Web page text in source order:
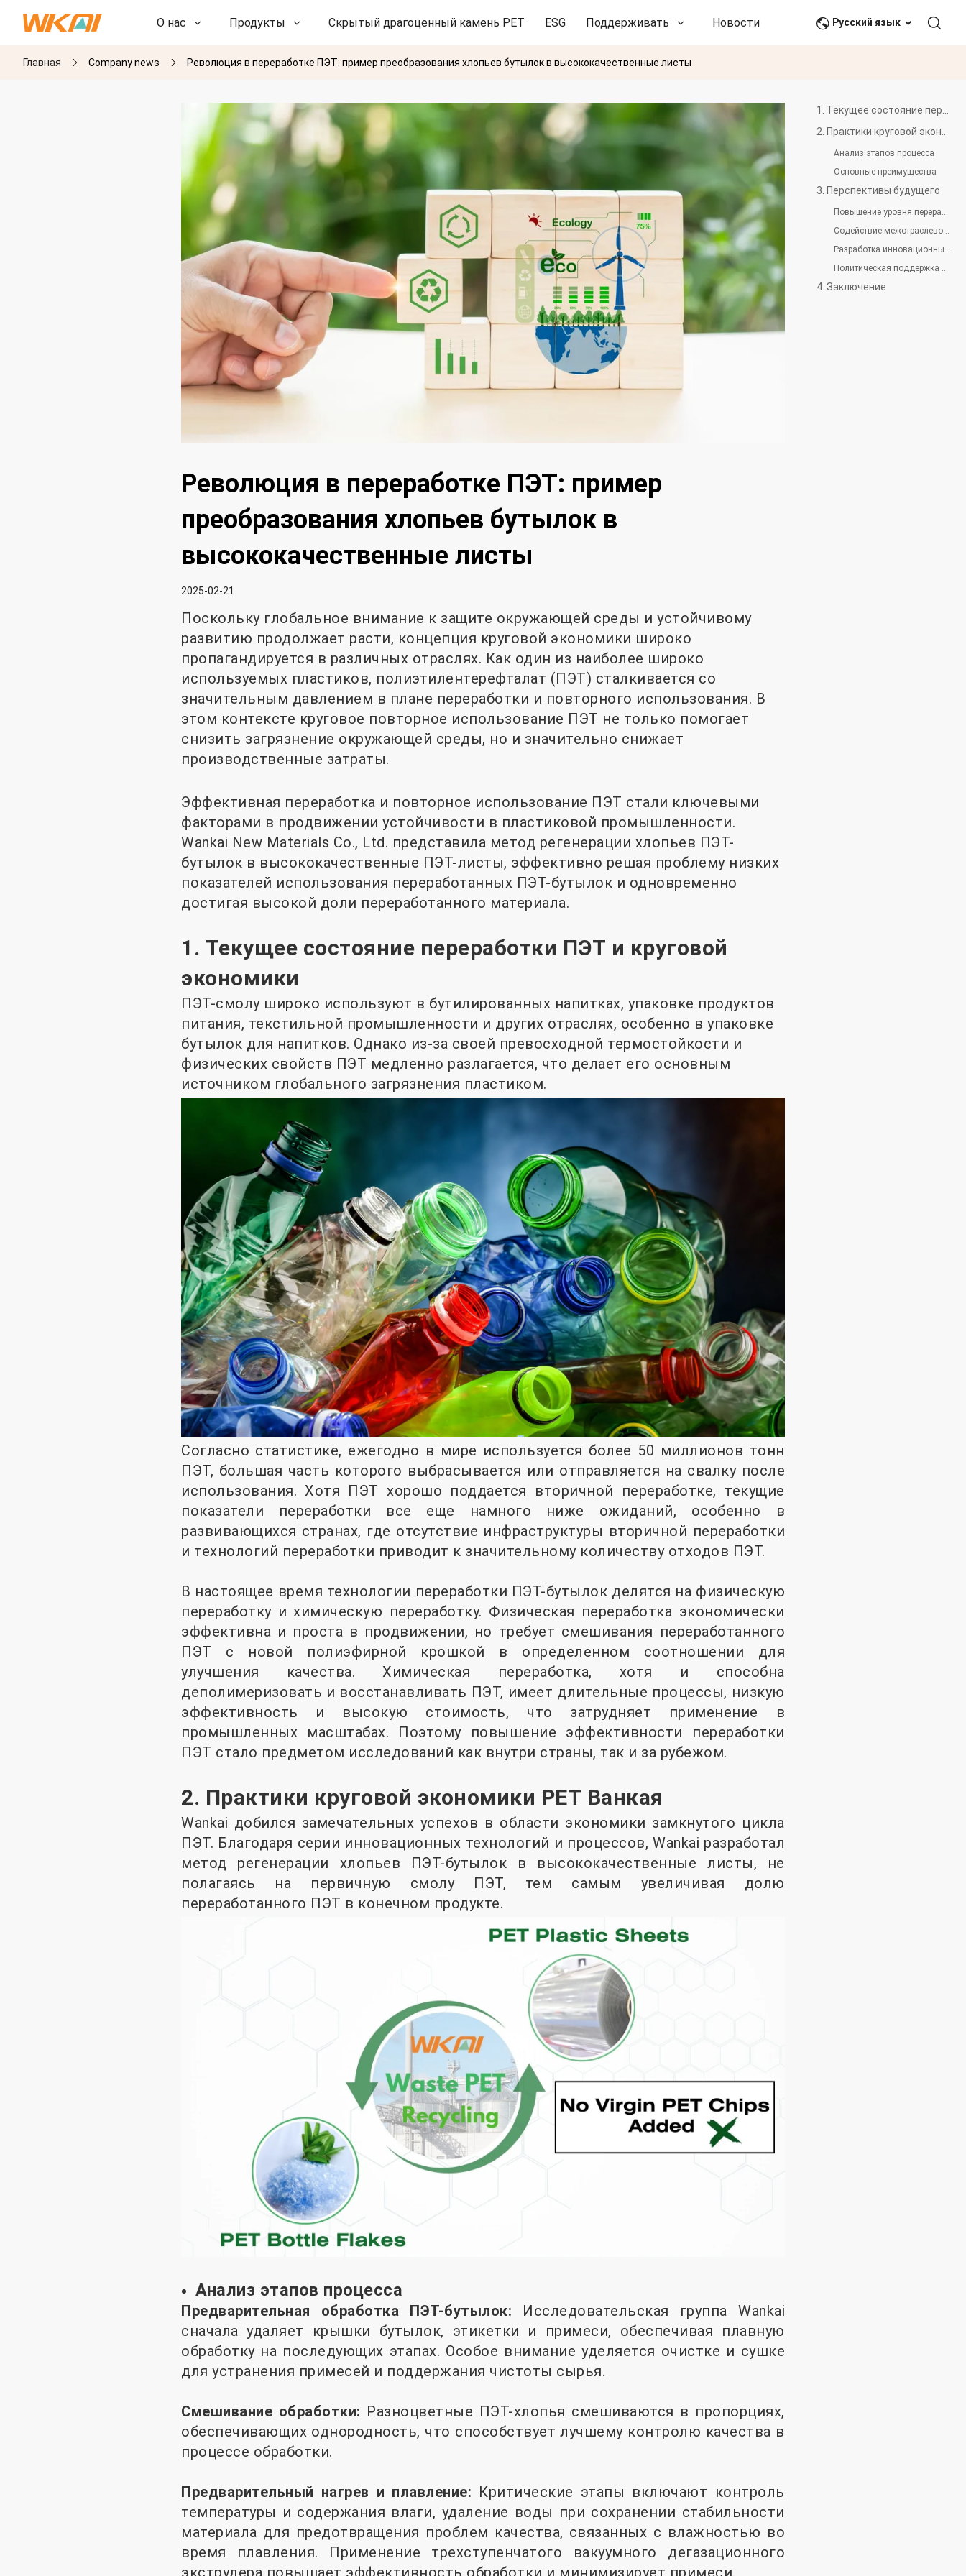
О нас Продукты Скрытый драгоценный камень PET ESG Поддерживать Новости и события Связаться с нами
НИОКР
Русский язык
Главная Company news Революция в переработке ПЭТ: пример преобразования хлопьев бутылок в высококачественные листы
Анализ этапов процесса
Основные преимущества
3. Перспективы будущего
Повышение уровня переработки и качества продукции
Содействие межотраслевому сотрудничеству
Разработка инновационных ПЭТ-материалов
Политическая поддержка и рыночный спрос
4. Заключение
Революция в переработке ПЭТ: пример
преобразования хлопьев бутылок в
высококачественные листы
2025-02-21
Поскольку глобальное внимание к защите окружающей среды и устойчивому
развитию продолжает расти, концепция круговой экономики широко
пропагандируется в различных отраслях. Как один из наиболее широко
используемых пластиков, полиэтилентерефталат (ПЭТ) сталкивается со
значительным давлением в плане переработки и повторного использования. В
этом контексте круговое повторное использование ПЭТ не только помогает
снизить загрязнение окружающей среды, но и значительно снижает
производственные затраты.
Эффективная переработка и повторное использование ПЭТ стали ключевыми
факторами в продвижении устойчивости в пластиковой промышленности.
Wankai New Materials Co., Ltd. представила метод регенерации хлопьев ПЭТ-
бутылок в высококачественные ПЭТ-листы, эффективно решая проблему низких
показателей использования переработанных ПЭТ-бутылок и одновременно
достигая высокой доли переработанного материала.
1. Текущее состояние переработки ПЭТ и круговой
экономики
ПЭТ-смолу широко используют в бутилированных напитках, упаковке продуктов
питания, текстильной промышленности и других отраслях, особенно в упаковке
бутылок для напитков. Однако из-за своей превосходной термостойкости и
физических свойств ПЭТ медленно разлагается, что делает его основным
источником глобального загрязнения пластиком.
Согласно статистике, ежегодно в мире используется более 50 миллионов тонн
ПЭТ, большая часть которого выбрасывается или отправляется на свалку после
использования. Хотя ПЭТ хорошо поддается вторичной переработке, текущие
показатели переработки все еще намного ниже ожиданий, особенно в
развивающихся странах, где отсутствие инфраструктуры вторичной переработки
и технологий переработки приводит к значительному количеству отходов ПЭТ.
В настоящее время технологии переработки ПЭТ-бутылок делятся на физическую
переработку и химическую переработку. Физическая переработка экономически
эффективна и проста в продвижении, но требует смешивания переработанного
ПЭТ с новой полиэфирной крошкой в ​​определенном соотношении для
улучшения качества. Химическая переработка, хотя и способна
деполимеризовать и восстанавливать ПЭТ, имеет длительные процессы, низкую
эффективность и высокую стоимость, что затрудняет применение в
промышленных масштабах. Поэтому повышение эффективности переработки
ПЭТ стало предметом исследований как внутри страны, так и за рубежом.
2. Практики круговой экономики PET Ванкая
Wankai добился замечательных успехов в области экономики замкнутого цикла
ПЭТ. Благодаря серии инновационных технологий и процессов, Wankai разработал
метод регенерации хлопьев ПЭТ-бутылок в высококачественные листы, не
полагаясь на первичную смолу ПЭТ, тем самым увеличивая долю
переработанного ПЭТ в конечном продукте.
Анализ этапов процесса
Предварительная обработка ПЭТ-бутылок: Исследовательская группа Wankai
сначала удаляет крышки бутылок, этикетки и примеси, обеспечивая плавную
обработку на последующих этапах. Особое внимание уделяется очистке и сушке
для устранения примесей и поддержания чистоты сырья.
Смешивание обработки: Разноцветные ПЭТ-хлопья смешиваются в пропорциях,
обеспечивающих однородность, что способствует лучшему контролю качества в
процессе обработки.
Предварительный нагрев и плавление: Критические этапы включают контроль
температуры и содержания влаги, удаление воды при сохранении стабильности
материала для предотвращения проблем качества, связанных с влажностью во
время плавления. Применение трехступенчатого вакуумного дегазационного
экструдера повышает эффективность обработки и минимизирует примеси.